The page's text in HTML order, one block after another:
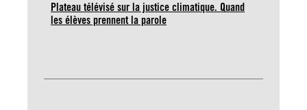
Plateau télévisé sur la justice climatique. Quand
les élèves prennent la parole